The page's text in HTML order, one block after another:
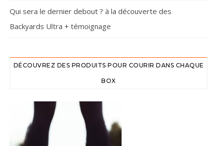
Qui sera le dernier debout ? à la découverte des
Backyards Ultra + témoignage
DÉCOUVREZ DES PRODUITS POUR COURIR DANS CHAQUE
BOX